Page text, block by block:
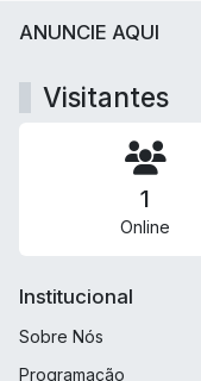
ANUNCIE AQUI
Visitantes
1
Online
Institucional
Sobre Nós
Programação